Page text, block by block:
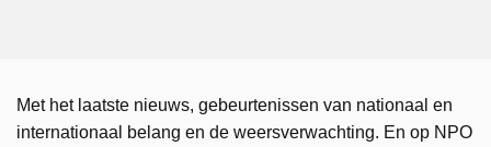
Met het laatste nieuws, gebeurtenissen van nationaal en
internationaal belang en de weersverwachting. En op NPO